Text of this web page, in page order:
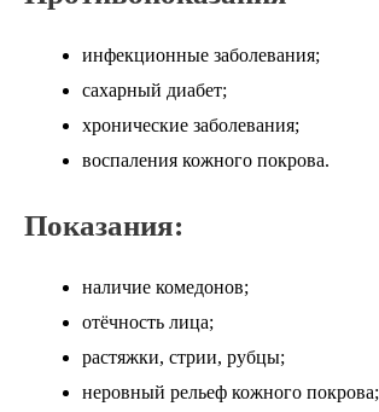
инфекционные заболевания;
сахарный диабет;
хронические заболевания;
воспаления кожного покрова.
Показания:
наличие комедонов;
отёчность лица;
растяжки, стрии, рубцы;
неровный рельеф кожного покрова;